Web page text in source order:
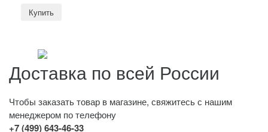
Доставка по всей России
Чтобы заказать товар в магазине, свяжитесь с нашим
менеджером по телефону
+7 (499) 643-46-33